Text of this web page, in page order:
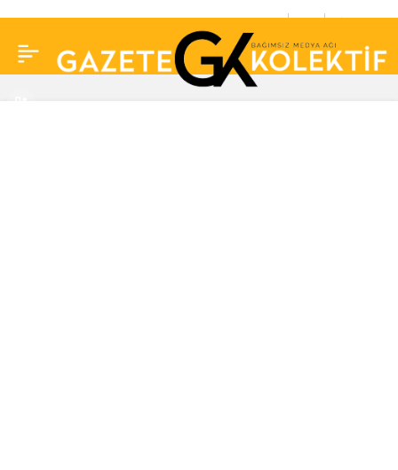
Öz’e dair öğrendiği